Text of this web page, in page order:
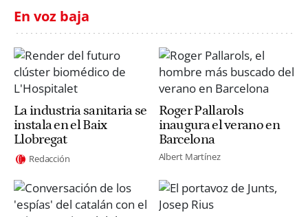
En voz baja
La industria sanitaria se
instala en el Baix
Llobregat
Redacción
Roger Pallarols
inaugura el verano en
Barcelona
Albert Martínez